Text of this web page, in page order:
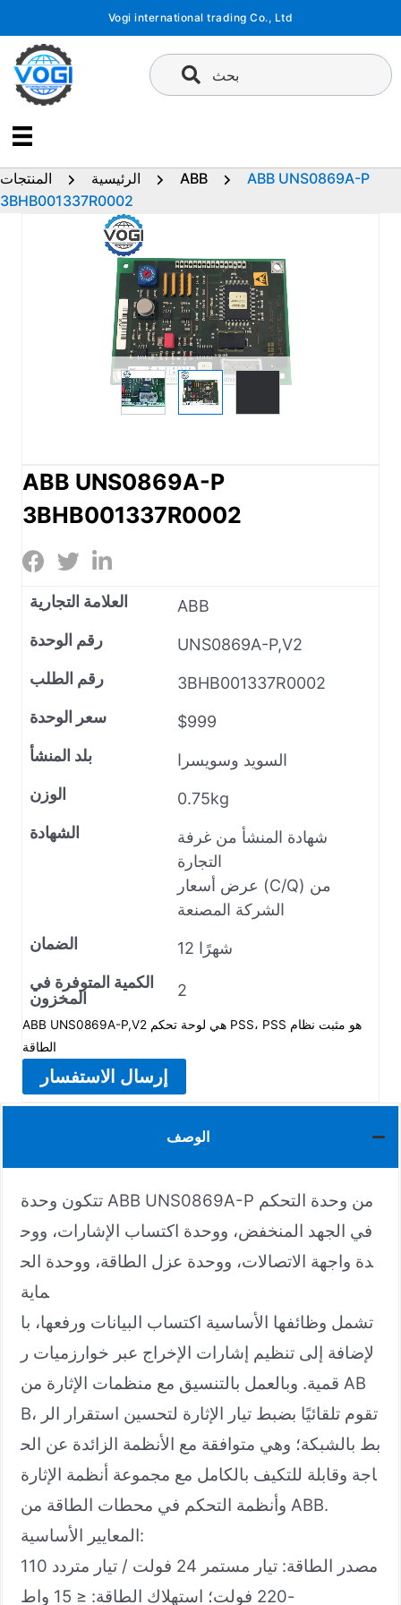
المحتوى
Vogi international trading Co., Ltd
بحث
الرئيسية المنتجات ABB
ABB UNS0869A-P
3BHB001337R0002
ABB UNS0869A-P
3BHB001337R0002
العلامة التجارية
ABB
رقم الوحدة
UNS0869A-P,V2
رقم الطلب
3BHB001337R0002
سعر الوحدة
$999
بلد المنشأ
السويد وسويسرا
الوزن
0.75kg
الشهادة
شهادة المنشأ من غرفة
التجارة
عرض أسعار (C/Q) من
الشركة المصنعة
الضمان
12 شهرًا
الكمية المتوفرة في
المخزون
2
ABB UNS0869A-P,V2 هي لوحة تحكم PSS، PSS هو مثبت نظام
الطاقة
إرسال الاستفسار
الوصف
تتكون وحدة ABB UNS0869A-P من وحدة التحكم
في الجهد المنخفض، ووحدة اكتساب الإشارات، ووح
دة واجهة الاتصالات، ووحدة عزل الطاقة، ووحدة الح
ماية
تشمل وظائفها الأساسية اكتساب البيانات ورفعها، با
لإضافة إلى تنظيم إشارات الإخراج عبر خوارزميات ر
قمية. وبالعمل بالتنسيق مع منظمات الإثارة من AB
B، تقوم تلقائيًا بضبط تيار الإثارة لتحسين استقرار الر
بط بالشبكة؛ وهي متوافقة مع الأنظمة الزائدة عن الح
اجة وقابلة للتكيف بالكامل مع مجموعة أنظمة الإثارة
وأنظمة التحكم في محطات الطاقة من ABB.
المعايير الأساسية:
مصدر الطاقة: تيار مستمر 24 فولت / تيار متردد 110
-220 فولت؛ استهلاك الطاقة: ≤ 15 واط